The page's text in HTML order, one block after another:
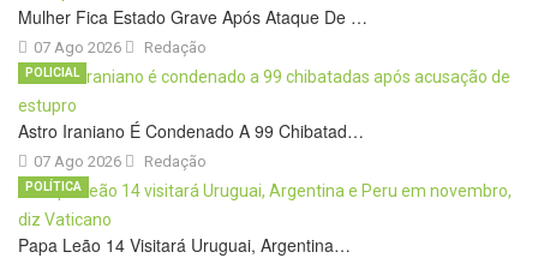
Mulher Fica Estado Grave Após Ataque De …
07 Ago 2026 Redação
Astro Iraniano É Condenado A 99 Chibatad…
07 Ago 2026
POLICIAL
Redação
Papa Leão 14 Visitará Uruguai, Argentina…
POLÍTICA